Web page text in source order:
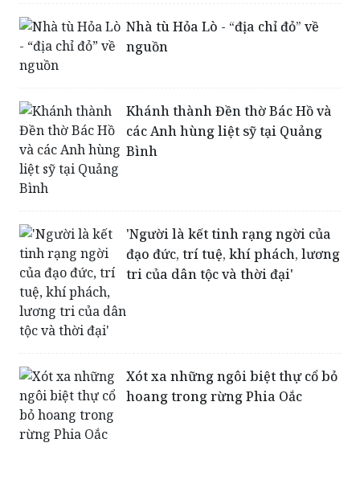
Nhà tù Hỏa Lò - “địa chỉ đỏ” về
nguồn
Khánh thành Đền thờ Bác Hồ và
các Anh hùng liệt sỹ tại Quảng
Bình
'Người là kết tinh rạng ngời của
đạo đức, trí tuệ, khí phách, lương
tri của dân tộc và thời đại'
Xót xa những ngôi biệt thự cổ bỏ
hoang trong rừng Phia Oắc